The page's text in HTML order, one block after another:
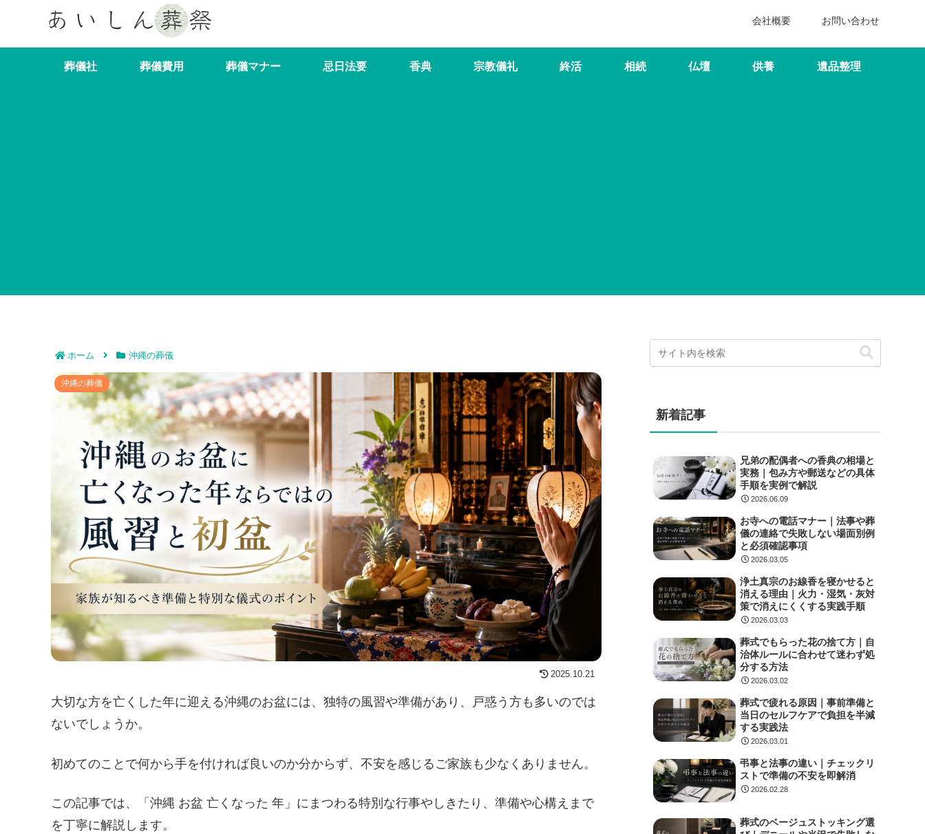
会社概要 お問い合わせ
葬儀社 葬儀費用 葬儀マナー 忌日法要 香典 宗教儀礼 終活 相続 仏壇 供養 遺品整理
ホーム 沖縄の葬儀
沖縄のお盆に亡くなった年ならではの風習と初盆｜必見！家族が知るべき準備や特別な儀式のポイント
沖縄の葬儀
2025.10.21
大切な方を亡くした年に迎える沖縄のお盆には、独特の風習や準備があり、戸惑う方も多いのでは
ないでしょうか。
初めてのことで何から手を付ければ良いのか分からず、不安を感じるご家族も少なくありません。
この記事では、「沖縄 お盆 亡くなった 年」にまつわる特別な行事やしきたり、準備や心構えまで
を丁寧に解説します。
新着記事
兄弟の配偶者への香典の相場と
実務｜包み方や郵送などの具体
手順を実例で解説
2026.06.09
お寺への電話マナー｜法事や葬
儀の連絡で失敗しない場面別例
と必須確認事項
2026.03.05
浄土真宗のお線香を寝かせると
消える理由｜火力・湿気・灰対
策で消えにくくする実践手順
2026.03.03
葬式でもらった花の捨て方｜自
治体ルールに合わせて迷わず処
分する方法
2026.03.02
葬式で疲れる原因｜事前準備と
当日のセルフケアで負担を半減
する実践法
2026.03.01
弔事と法事の違い｜チェックリ
ストで準備の不安を即解消
2026.02.28
葬式のベージュストッキング選